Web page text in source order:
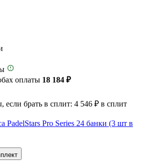
оплаты 18 184 ₽
брать в сплит: 4 546 ₽ в сплит
PadelStars Pro Series 24 банки (3 шт в